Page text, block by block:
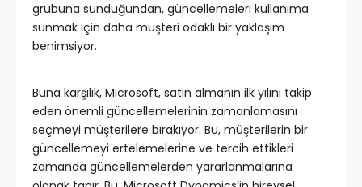
grubuna sunduğundan, güncellemeleri kullanıma
sunmak için daha müşteri odaklı bir yaklaşım
benimsiyor.
Buna karşılık, Microsoft, satın almanın ilk yılını takip
eden önemli güncellemelerinin zamanlamasını
seçmeyi müşterilere bırakıyor. Bu, müşterilerin bir
güncellemeyi ertelemelerine ve tercih ettikleri
zamanda güncellemelerden yararlanmalarına